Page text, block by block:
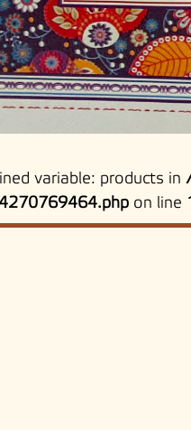
variable: products in
on line